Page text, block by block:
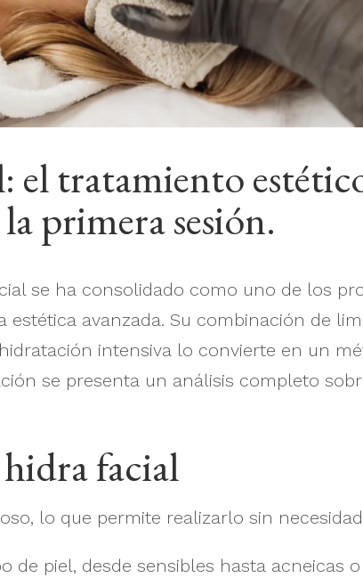
el tratamiento
primera sesión.
se ha consolidado como uno de los
estética avanzada. Su combinación de
intensiva lo convierte en un
se presenta un análisis completo
facial
lo que permite realizarlo sin
de piel, desde sensibles hasta acneicas